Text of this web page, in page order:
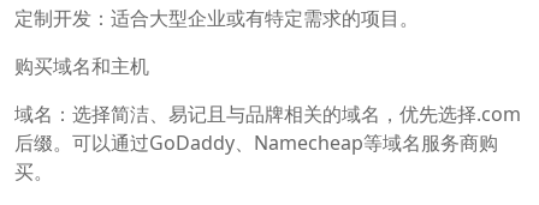
定制开发：适合大型企业或有特定需求的项目。
购买域名和主机
域名：选择简洁、易记且与品牌相关的域名，优先选择.com
后缀。可以通过GoDaddy、Namecheap等域名服务商购
买。